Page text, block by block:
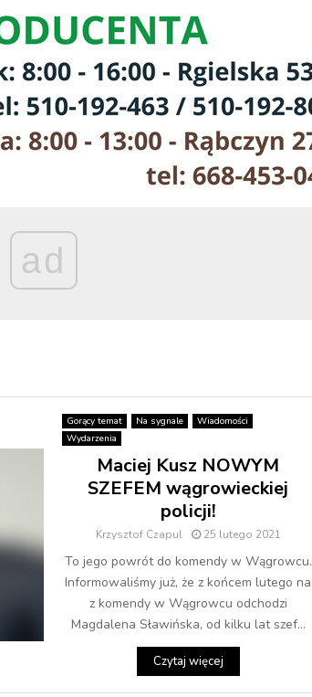
ad
Gorący temat Na sygnale
Wiadomości
Wydarzenia
Maciej Kusz NOWYM
SZEFEM wągrowieckiej
policji!
Krzysztof Czapul 25 lutego 2021
To jego powrót do komendy w Wągrowcu.
Informowaliśmy już, że z końcem lutego na
z komendy w Wągrowcu odchodzi
Magdalena Sławińska, od kilku lat szef...
Czytaj więcej